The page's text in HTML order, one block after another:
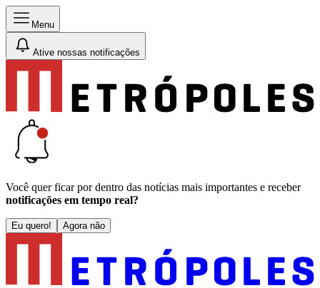
Menu
Ative nossas notificações
Você quer ficar por dentro das notícias mais importantes e receber
notificações em tempo real?
Eu quero! Agora não